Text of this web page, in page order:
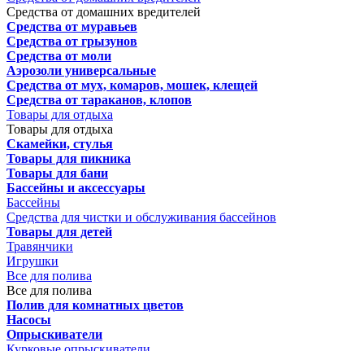
Средства от домашних вредителей
Средства от муравьев
Средства от грызунов
Средства от моли
Аэрозоли универсальные
Средства от мух, комаров, мошек, клещей
Средства от тараканов, клопов
Товары для отдыха
Товары для отдыха
Скамейки, стулья
Товары для пикника
Товары для бани
Бассейны и аксессуары
Бассейны
Средства для чистки и обслуживания бассейнов
Товары для детей
Травянчики
Игрушки
Все для полива
Все для полива
Полив для комнатных цветов
Насосы
Опрыскиватели